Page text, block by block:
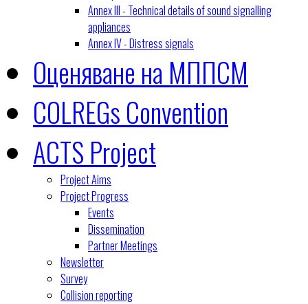
Annex III - Technical details of sound signalling
appliances
Annex IV - Distress signals
Оценяване на МППСМ
COLREGs Convention
ACTS Project
Project Aims
Project Progress
Events
Dissemination
Partner Meetings
Newsletter
Survey
Collision reporting